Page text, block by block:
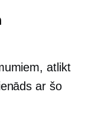
atlikt
ar šo